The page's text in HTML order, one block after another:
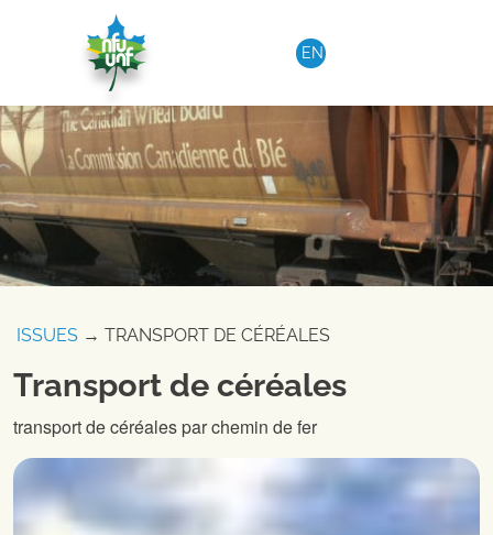
Aller au contenu
EN
ISSUES → TRANSPORT DE CÉRÉALES
Transport de céréales
transport de céréales par chemin de fer